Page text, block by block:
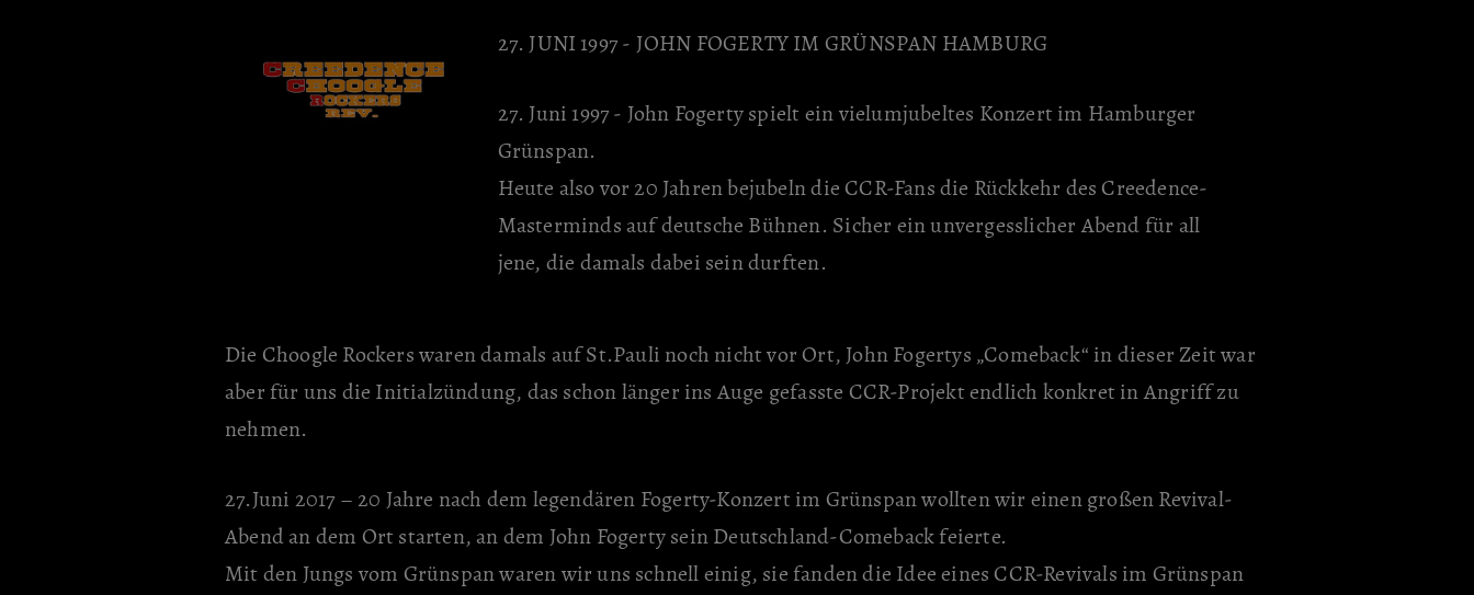
27. JUNI 1997 - JOHN FOGERTY IM GRÜNSPAN HAMBURG
27. Juni 1997 - John Fogerty spielt ein vielumjubeltes Konzert im Hamburger
Grünspan.
Heute also vor 20 Jahren bejubeln die CCR-Fans die Rückkehr des Creedence-
Masterminds auf deutsche Bühnen. Sicher ein unvergesslicher Abend für all
jene, die damals dabei sein durften.
Die Choogle Rockers waren damals auf St.Pauli noch nicht vor Ort, John Fogertys „Comeback“ in dieser Zeit war
aber für uns die Initialzündung, das schon länger ins Auge gefasste CCR-Projekt endlich konkret in Angriff zu
nehmen.
27.Juni 2017 – 20 Jahre nach dem legendären Fogerty-Konzert im Grünspan wollten wir einen großen Revival-
Abend an dem Ort starten, an dem John Fogerty sein Deutschland-Comeback feierte.
Mit den Jungs vom Grünspan waren wir uns schnell einig, sie fanden die Idee eines CCR-Revivals im Grünspan